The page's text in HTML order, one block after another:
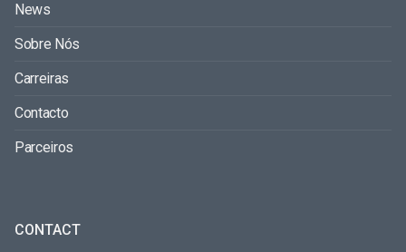
News
Sobre Nós
Carreiras
Contacto
Parceiros
CONTACT